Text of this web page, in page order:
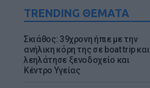
TRENDING ΘΕΜΑΤΑ
Σκιάθος: 39χρονη ήπιε με την
ανήλικη κόρη της σε boat trip και
λεηλάτησε ξενοδοχείο και
Κέντρο Υγείας